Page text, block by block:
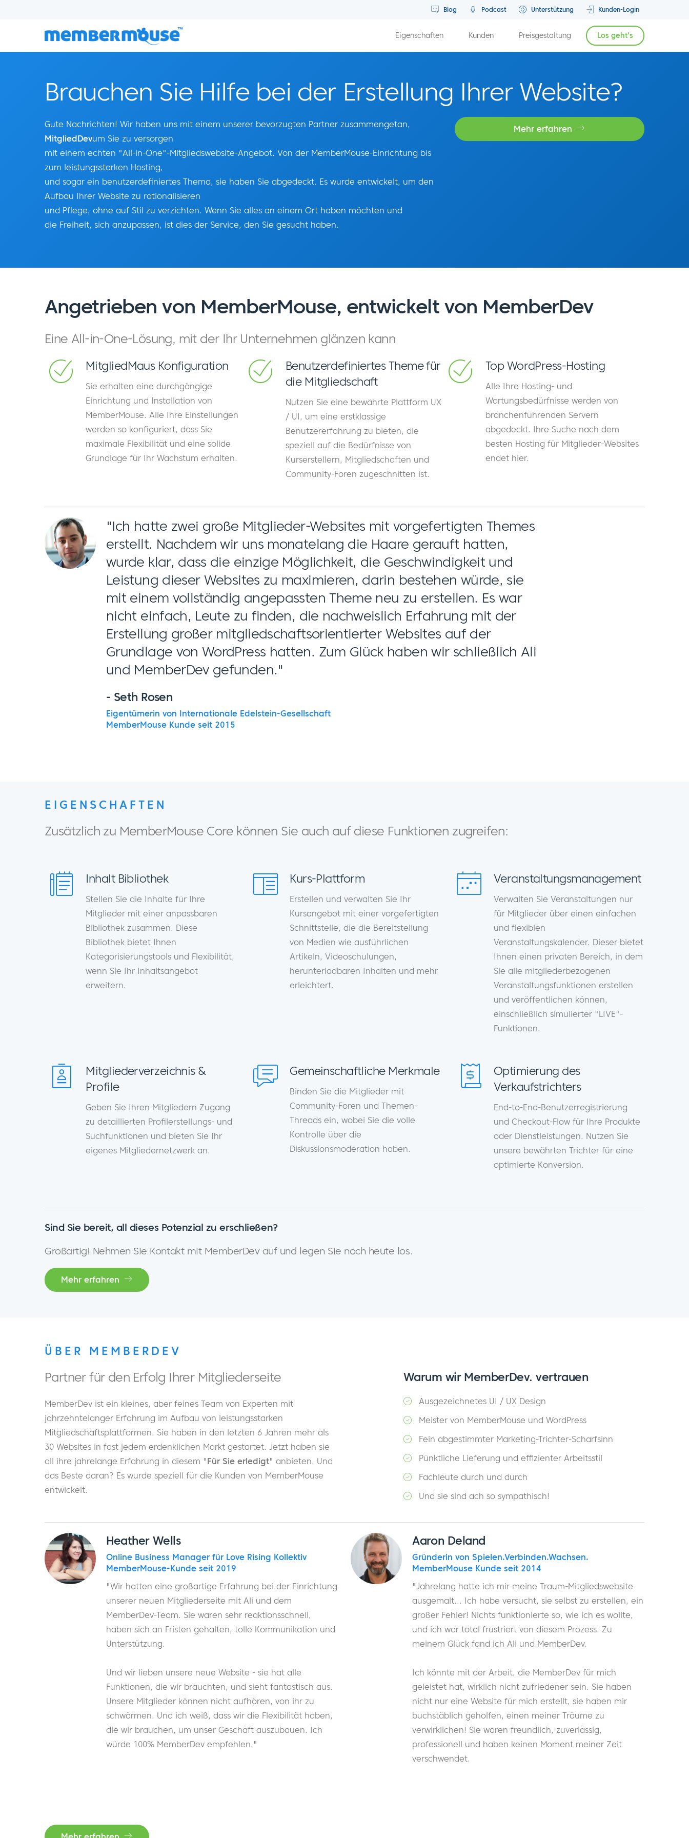
Blog Podcast Unterstützung Kunden-Login
Eigenschaften Kunden Preisgestaltung Los geht's
Brauchen Sie Hilfe bei der Erstellung Ihrer Website?
Gute Nachrichten! Wir haben uns mit einem unserer bevorzugten Partner zusammengetan,
MitgliedDevum Sie zu versorgen
mit einem echten "All-in-One"-Mitgliedswebsite-Angebot. Von der MemberMouse-Einrichtung bis
zum leistungsstarken Hosting,
und sogar ein benutzerdefiniertes Thema, sie haben Sie abgedeckt. Es wurde entwickelt, um den
Aufbau Ihrer Website zu rationalisieren
und Pflege, ohne auf Stil zu verzichten. Wenn Sie alles an einem Ort haben möchten und
die Freiheit, sich anzupassen, ist dies der Service, den Sie gesucht haben.
Mehr erfahren
Angetrieben von MemberMouse, entwickelt von MemberDev
Eine All-in-One-Lösung, mit der Ihr Unternehmen glänzen kann
MitgliedMaus Konfiguration
Sie erhalten eine durchgängige
Einrichtung und Installation von
MemberMouse. Alle Ihre Einstellungen
werden so konfiguriert, dass Sie
maximale Flexibilität und eine solide
Grundlage für Ihr Wachstum erhalten.
Benutzerdefiniertes Theme für
die Mitgliedschaft
Nutzen Sie eine bewährte Plattform UX
/ UI, um eine erstklassige
Benutzererfahrung zu bieten, die
speziell auf die Bedürfnisse von
Kurserstellern, Mitgliedschaften und
Community-Foren zugeschnitten ist.
Top WordPress-Hosting
Alle Ihre Hosting- und
Wartungsbedürfnisse werden von
branchenführenden Servern
abgedeckt. Ihre Suche nach dem
besten Hosting für Mitglieder-Websites
endet hier.
"Ich hatte zwei große Mitglieder-Websites mit vorgefertigten Themes
erstellt. Nachdem wir uns monatelang die Haare gerauft hatten,
wurde klar, dass die einzige Möglichkeit, die Geschwindigkeit und
Leistung dieser Websites zu maximieren, darin bestehen würde, sie
mit einem vollständig angepassten Theme neu zu erstellen. Es war
nicht einfach, Leute zu finden, die nachweislich Erfahrung mit der
Erstellung großer mitgliedschaftsorientierter Websites auf der
Grundlage von WordPress hatten. Zum Glück haben wir schließlich Ali
und MemberDev gefunden."
- Seth Rosen
Eigentümerin von Internationale Edelstein-Gesellschaft
MemberMouse Kunde seit 2015
EIGENSCHAFTEN
Zusätzlich zu MemberMouse Core können Sie auch auf diese Funktionen zugreifen:
Inhalt Bibliothek
Stellen Sie die Inhalte für Ihre
Mitglieder mit einer anpassbaren
Bibliothek zusammen. Diese
Bibliothek bietet Ihnen
Kategorisierungstools und Flexibilität,
wenn Sie Ihr Inhaltsangebot
erweitern.
Kurs-Plattform
Erstellen und verwalten Sie Ihr
Kursangebot mit einer vorgefertigten
Schnittstelle, die die Bereitstellung
von Medien wie ausführlichen
Artikeln, Videoschulungen,
herunterladbaren Inhalten und mehr
erleichtert.
Veranstaltungsmanagement
Verwalten Sie Veranstaltungen nur
für Mitglieder über einen einfachen
und flexiblen
Veranstaltungskalender. Dieser bietet
Ihnen einen privaten Bereich, in dem
Sie alle mitgliederbezogenen
Veranstaltungsfunktionen erstellen
und veröffentlichen können,
einschließlich simulierter "LIVE"-
Funktionen.
Mitgliederverzeichnis &
Profile
Geben Sie Ihren Mitgliedern Zugang
zu detaillierten Profilerstellungs- und
Suchfunktionen und bieten Sie Ihr
eigenes Mitgliedernetzwerk an.
Gemeinschaftliche Merkmale
Binden Sie die Mitglieder mit
Community-Foren und Themen-
Threads ein, wobei Sie die volle
Kontrolle über die
Diskussionsmoderation haben.
Optimierung des
Verkaufstrichters
End-to-End-Benutzerregistrierung
und Checkout-Flow für Ihre Produkte
oder Dienstleistungen. Nutzen Sie
unsere bewährten Trichter für eine
optimierte Konversion.
Sind Sie bereit, all dieses Potenzial zu erschließen?
Großartig! Nehmen Sie Kontakt mit MemberDev auf und legen Sie noch heute los.
Mehr erfahren
ÜBER MEMBERDEV
Partner für den Erfolg Ihrer Mitgliederseite
MemberDev ist ein kleines, aber feines Team von Experten mit
jahrzehntelanger Erfahrung im Aufbau von leistungsstarken
Mitgliedschaftsplattformen. Sie haben in den letzten 6 Jahren mehr als
30 Websites in fast jedem erdenklichen Markt gestartet. Jetzt haben sie
all ihre jahrelange Erfahrung in diesem "Für Sie erledigt" anbieten. Und
das Beste daran? Es wurde speziell für die Kunden von MemberMouse
entwickelt.
Warum wir MemberDev. vertrauen
Ausgezeichnetes UI / UX Design
Meister von MemberMouse und WordPress
Fein abgestimmter Marketing-Trichter-Scharfsinn
Pünktliche Lieferung und effizienter Arbeitsstil
Fachleute durch und durch
Und sie sind ach so sympathisch!
Heather Wells
Online Business Manager für Love Rising Kollektiv
MemberMouse-Kunde seit 2019
"Wir hatten eine großartige Erfahrung bei der Einrichtung
unserer neuen Mitgliederseite mit Ali und dem
MemberDev-Team. Sie waren sehr reaktionsschnell,
haben sich an Fristen gehalten, tolle Kommunikation und
Unterstützung.
Und wir lieben unsere neue Website - sie hat alle
Funktionen, die wir brauchten, und sieht fantastisch aus.
Unsere Mitglieder können nicht aufhören, von ihr zu
schwärmen. Und ich weiß, dass wir die Flexibilität haben,
die wir brauchen, um unser Geschäft auszubauen. Ich
würde 100% MemberDev empfehlen."
Aaron Deland
Gründerin von Spielen.Verbinden.Wachsen.
MemberMouse Kunde seit 2014
"Jahrelang hatte ich mir meine Traum-Mitgliedswebsite
ausgemalt... Ich habe versucht, sie selbst zu erstellen, ein
großer Fehler! Nichts funktionierte so, wie ich es wollte,
und ich war total frustriert von diesem Prozess. Zu
meinem Glück fand ich Ali und MemberDev.
Ich könnte mit der Arbeit, die MemberDev für mich
geleistet hat, wirklich nicht zufriedener sein. Sie haben
nicht nur eine Website für mich erstellt, sie haben mir
buchstäblich geholfen, einen meiner Träume zu
verwirklichen! Sie waren freundlich, zuverlässig,
professionell und haben keinen Moment meiner Zeit
verschwendet.